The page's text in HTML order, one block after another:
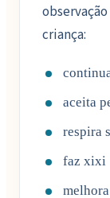
criança:
aceita
respira
faz xixi